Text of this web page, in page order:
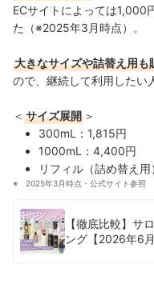
ECサイトによっては1,000
た（※2025年3月時点）。
大きなサイズや詰替え用も
ので、継続して利用したい
＜ サイズ展開 ＞
300mL：1,815円
1000mL：4,400円
リフィル（詰め替え
2025年3月時点・公式サイト参照
【徹底比較】サ
ング【2026年6月